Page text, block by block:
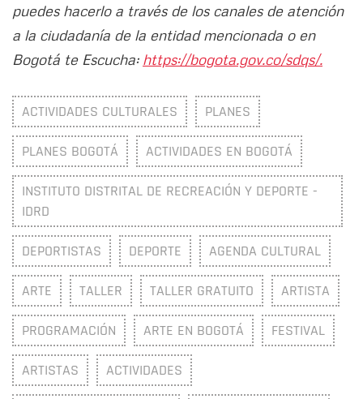
puedes hacerlo a través de los canales de atención
a la ciudadanía de la entidad mencionada o en
Bogotá te Escucha: https://bogota.gov.co/sdqs/.
ACTIVIDADES CULTURALES PLANES
PLANES BOGOTÁ ACTIVIDADES EN BOGOTÁ
INSTITUTO DISTRITAL DE RECREACIÓN Y DEPORTE -
IDRD
DEPORTISTAS DEPORTE AGENDA CULTURAL
ARTE TALLER TALLER GRATUITO ARTISTA
PROGRAMACIÓN ARTE EN BOGOTÁ FESTIVAL
ARTISTAS ACTIVIDADES